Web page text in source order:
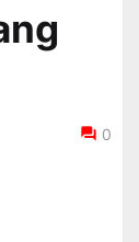
0